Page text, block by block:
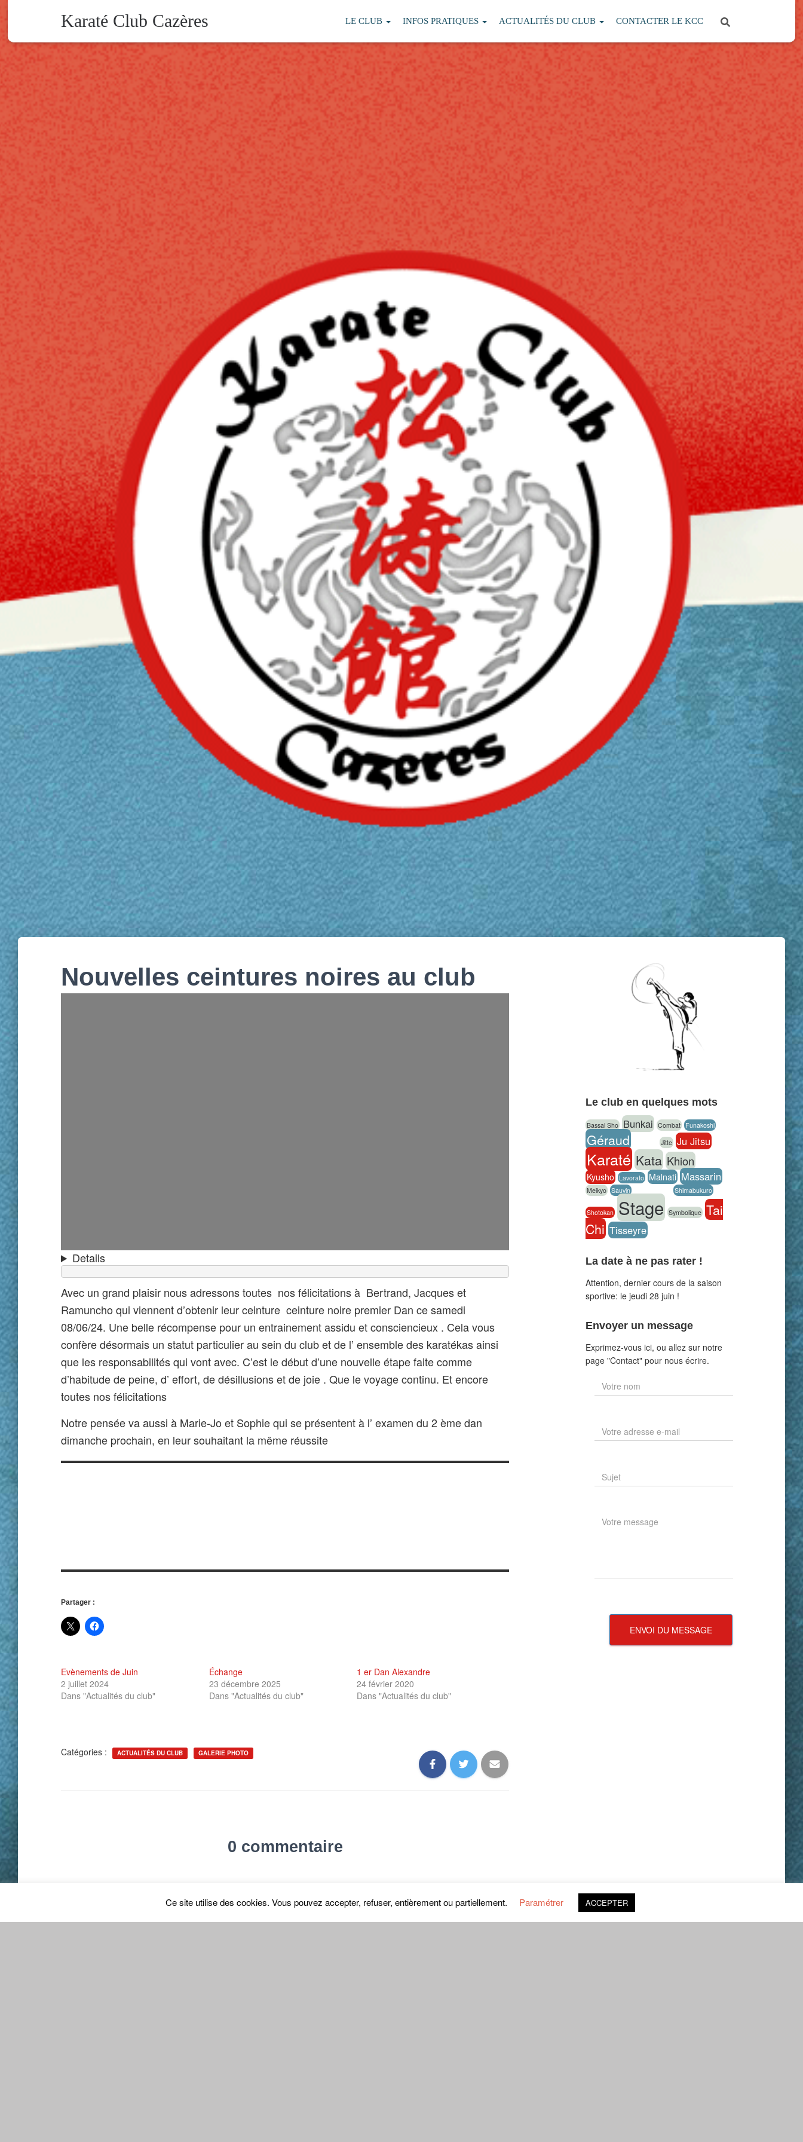
Karaté Club Cazères LE CLUB INFOS PRATIQUES ACTUALITÉS DU CLUB CONTACTER LE KCC
Nouvelles ceintures noires au club
Details
Avec un grand plaisir nous adressons toutes nos félicitations à Bertrand, Jacques et
Ramuncho qui viennent d’obtenir leur ceinture ceinture noire premier Dan ce samedi
08/06/24. Une belle récompense pour un entrainement assidu et consciencieux . Cela vous
confère désormais un statut particulier au sein du club et de l’ ensemble des karatékas ainsi
que les responsabilités qui vont avec. C’est le début d’une nouvelle étape faite comme
d’habitude de peine, d’ effort, de désillusions et de joie . Que le voyage continu. Et encore
toutes nos félicitations
Notre pensée va aussi à Marie-Jo et Sophie qui se présentent à l’ examen du 2 ème dan
dimanche prochain, en leur souhaitant la même réussite
Partager :
Evènements de Juin
2 juillet 2024
Dans "Actualités du club"
Échange
23 décembre 2025
Dans "Actualités du club"
1 er Dan Alexandre
24 février 2020
Dans "Actualités du club"
Catégories : ACTUALITÉS DU CLUB GALERIE PHOTO
0 commentaire
Le club en quelques mots
Bassai Sho Bunkai Combat Funakoshi
Géraud Jitte Ju Jitsu
Karaté Kata Khion
Kyusho Lavorato Malnati Massarin
Meikyo Sauvin Shimabukuro
Shotokan Stage Symbolique Tai
Chi Tisseyre
La date à ne pas rater !
Attention, dernier cours de la saison
sportive: le jeudi 28 juin !
Envoyer un message
Exprimez-vous ici, ou allez sur notre
page "Contact" pour nous écrire.
ENVOI DU MESSAGE
Ce site utilise des cookies. Vous pouvez accepter, refuser, entièrement ou partiellement. Paramétrer ACCEPTER